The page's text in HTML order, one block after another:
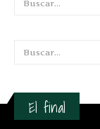
El final